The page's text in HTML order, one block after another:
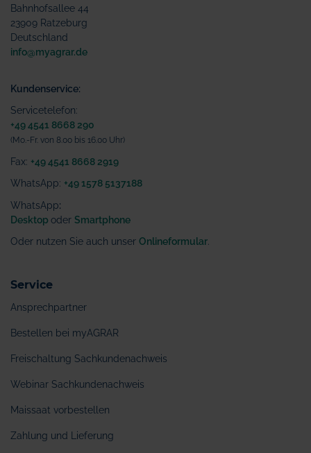
Bahnhofsallee 44
23909 Ratzeburg
Deutschland
info@myagrar.de
Kundenservice:
Servicetelefon:
+49 4541 8668 290
(Mo.-Fr. von 8.00 bis 16.00 Uhr)
Fax: +49 4541 8668 2919
WhatsApp: +49 1578 5137188
WhatsApp:
Desktop oder Smartphone
Oder nutzen Sie auch unser Onlineformular
Service
Ansprechpartner
Bestellen bei myAGRAR
Freischaltung Sachkundenachweis
Webinar Sachkundenachweis
Maissaat vorbestellen
Zahlung und Lieferung